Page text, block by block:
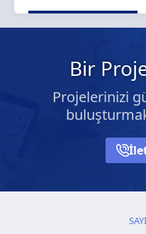
Bir
Projelerinizi